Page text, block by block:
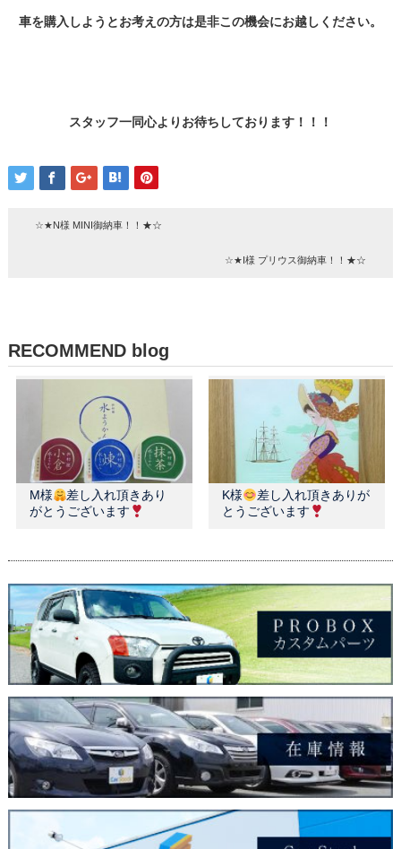
車を購入しようとお考えの方は是非この機会にお越しください。
スタッフ一同心よりお待ちしております！！！
☆★N様 MINI御納車！！★☆
☆★I様 プリウス御納車！！★☆
RECOMMEND blog
M様
差し入れ頂きあり
がとうございます
K様
差し入れ頂きありが
とうございます